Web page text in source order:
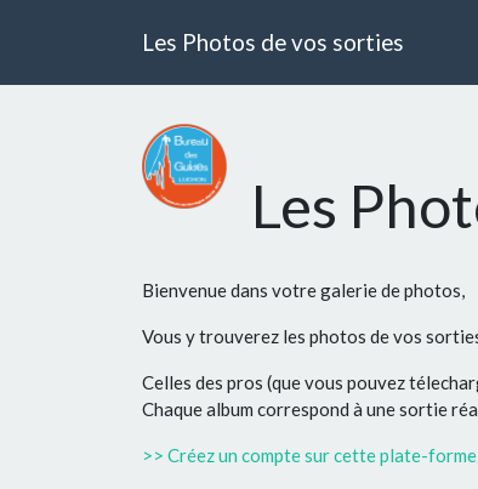
Les Photos de vos sorties
Les
Bienvenue dans votre galerie de photos,
Vous y trouverez les photos de vos
Celles des pros (que vous pouvez
Chaque album correspond à une sortie
>> Créez un compte sur cette plate-